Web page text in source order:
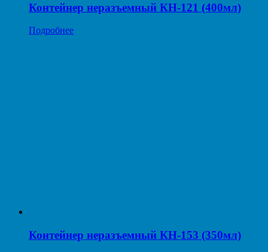
Контейнер неразъемный КН-121 (400мл)
Подробнее
Контейнер неразъемный КН-153 (350мл)